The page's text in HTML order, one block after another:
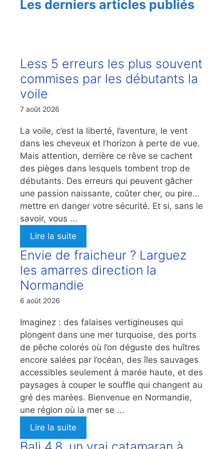
Les derniers articles publiés
Less 5 erreurs les plus souvent
commises par les débutants la
voile
7 août 2026
La voile, c’est la liberté, l’aventure, le vent
dans les cheveux et l’horizon à perte de vue.
Mais attention, derrière ce rêve se cachent
des pièges dans lesquels tombent trop de
débutants. Des erreurs qui peuvent gâcher
une passion naissante, coûter cher, ou pire…
mettre en danger votre sécurité. Et si, sans le
savoir, vous ...
Lire la suite
Envie de fraicheur ? Larguez
les amarres direction la
Normandie
6 août 2026
Imaginez : des falaises vertigineuses qui
plongent dans une mer turquoise, des ports
de pêche colorés où l’on déguste des huîtres
encore salées par l’océan, des îles sauvages
accessibles seulement à marée haute, et des
paysages à couper le souffle qui changent au
gré des marées. Bienvenue en Normandie,
une région où la mer se ...
Lire la suite